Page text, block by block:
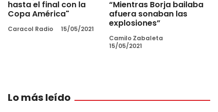
hasta el final con la
Copa América"
Caracol Radio 15/05/2021
“Mientras Borja bailaba
afuera sonaban las
explosiones”
Camilo Zabaleta
15/05/2021
Lo más leído